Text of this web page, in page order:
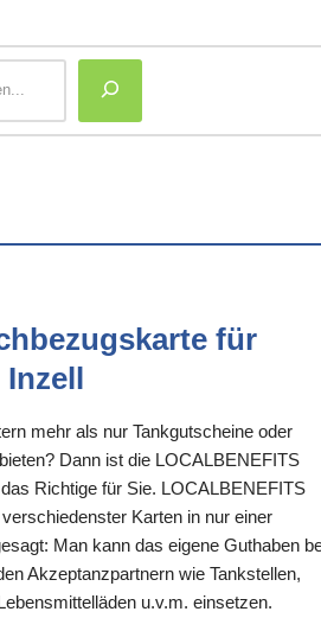
für
mehr als nur Tankgutscheine oder
Dann ist die LOCALBENEFITS
Richtige für Sie. LOCALBENEFITS
Karten in nur einer
Man kann das eigene Guthaben
Akzeptanzpartnern wie Tankstellen,
u.v.m. einsetzen.